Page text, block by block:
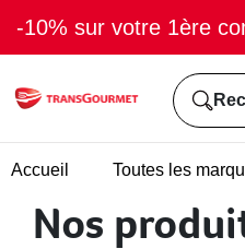
-10% sur votre 1ère
Accueil Toutes les
Nos